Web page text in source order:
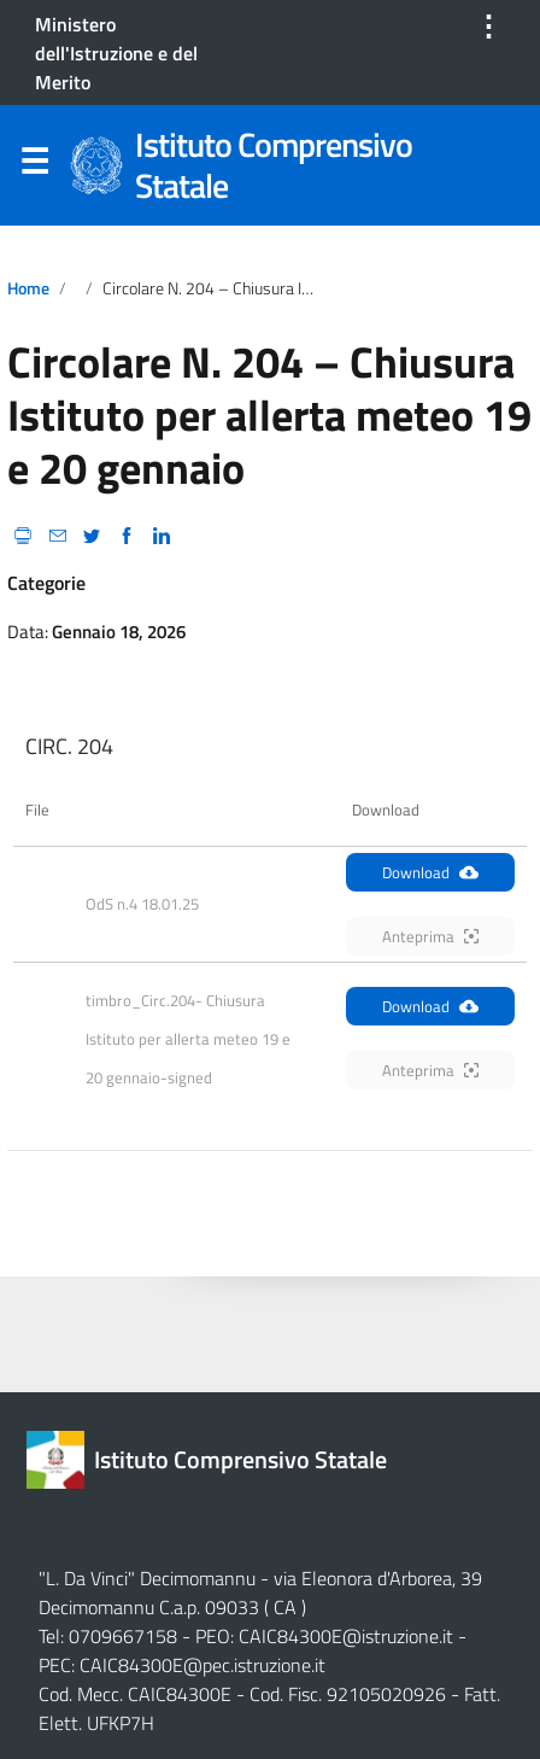
Ministero
dell'Istruzione e del
Merito
⋮
Istituto Comprensivo
Statale
Home Circolare N. 204 – Chiusura Istituto Per Allerta Meteo 19 E 20 Gennaio
Circolare N. 204 – Chiusura
Istituto per allerta meteo 19
e 20 gennaio
Categorie
Data:Gennaio 18, 2026
CIRC. 204
File Download
OdS n.4 18.01.25
Download
Anteprima
timbro_Circ.204- Chiusura
Istituto per allerta meteo 19 e
20 gennaio-signed
Download
Anteprima
Istituto Comprensivo Statale
"L. Da Vinci" Decimomannu - via Eleonora d'Arborea, 39
Decimomannu C.a.p. 09033 ( CA )
Tel: 0709667158 - PEO: CAIC84300E@istruzione.it -
PEC: CAIC84300E@pec.istruzione.it
Cod. Mecc. CAIC84300E - Cod. Fisc. 92105020926 - Fatt.
Elett. UFKP7H